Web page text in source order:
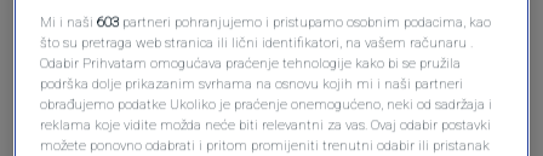
Bravo za gradjane samo nastavite,jer politicari
vam nikad nece pomoci u smanjenu cijena,oni su
u talu sa vlasnicima Supermarketa jedan
mjesec bojkota je bolji lijek nego zasijedanje
Mi i naši603 partneri pohranjujemo i pristupamo osobnim podacima, kao
što su pretraga web stranica ili lični identifikatori, na vašem računaru .
Odabir Prihvatam omogućava praćenje tehnologije kako bi se pružila
podrška dolje prikazanim svrhama na osnovu kojih mi i naši partneri
obrađujemo podatke Ukoliko je praćenje onemogućeno, neki od sadržaja i
reklama koje vidite možda neće biti relevantni za vas. Ovaj odabir postavki
možete ponovno odabrati i pritom promijeniti trenutni odabir ili pristanak